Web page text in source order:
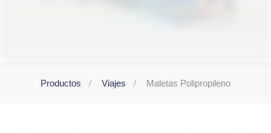
Productos Viajes Maletas Polipropileno